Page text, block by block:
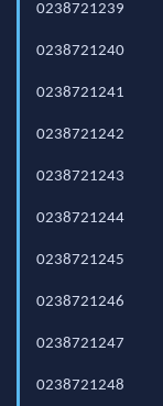
0238721239
0238721240
0238721241
0238721242
0238721243
0238721244
0238721245
0238721246
0238721247
0238721248